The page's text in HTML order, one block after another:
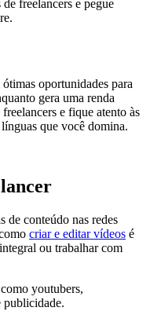
freelancers e pegue
oportunidades para
gera uma renda
e fique atento às
que você domina.
de conteúdo nas redes
criar e editar vídeos é
ou trabalhar com
youtubers,
publicidade.